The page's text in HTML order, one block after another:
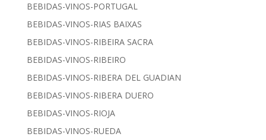
BEBIDAS-VINOS-PORTUGAL
BEBIDAS-VINOS-RIAS BAIXAS
BEBIDAS-VINOS-RIBEIRA SACRA
BEBIDAS-VINOS-RIBEIRO
BEBIDAS-VINOS-RIBERA DEL GUADIAN
BEBIDAS-VINOS-RIBERA DUERO
BEBIDAS-VINOS-RIOJA
BEBIDAS-VINOS-RUEDA